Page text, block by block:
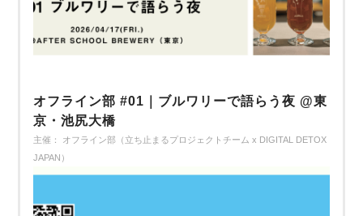
オフライン部 #01｜ブルワリーで語らう夜 @東
京・池尻大橋
主催： オフライン部（立ち止まるプロジェクトチーム x DIGITAL DETOX
JAPAN）